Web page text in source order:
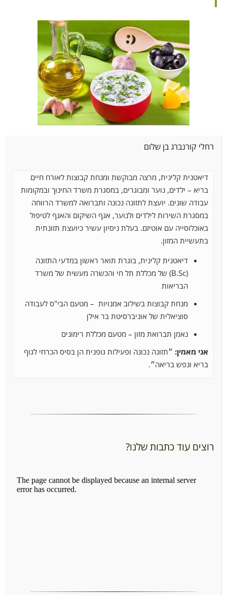
רחלי קורנברג בן שלום
דיאטנית קלינית, מרצה מבוקשת ומנחת קבוצות לאורח חיים
בריא – ילדים, נוער ומבוגרים, במסגרת משרד החינוך ובמקומות
עבודה שונים. יועצת לתזונה נכונה ותברואה למשרד הרווחה
במסגרת השירות לילדים ולנוער, אגף השיקום והאגף לטיפול
באוכלוסייה עם אוטיזם. בעלת ניסיון עשיר כיועצת תזונתית
בתעשיית המזון.
דיאטנית קלינית, בוגרת תואר ראשון במדעי התזונה
(B.Sc) של מכללת תל חי והכשרה מעשית של משרד
הבריאות
מנחת קבוצות בשילוב אמנויות – מטעם הבי"ס לעבודה
סוציאלית של אוניברסיטת בר אילן
נאמן תברואת מזון – מטעם מכללת רימונים
אני מאמין: ״תזונה נכונה ופעילות גופנית הן בסיס הכרחי לגוף
בריא ונפש בריאה״.
רוצים עוד כתבות שלנו?